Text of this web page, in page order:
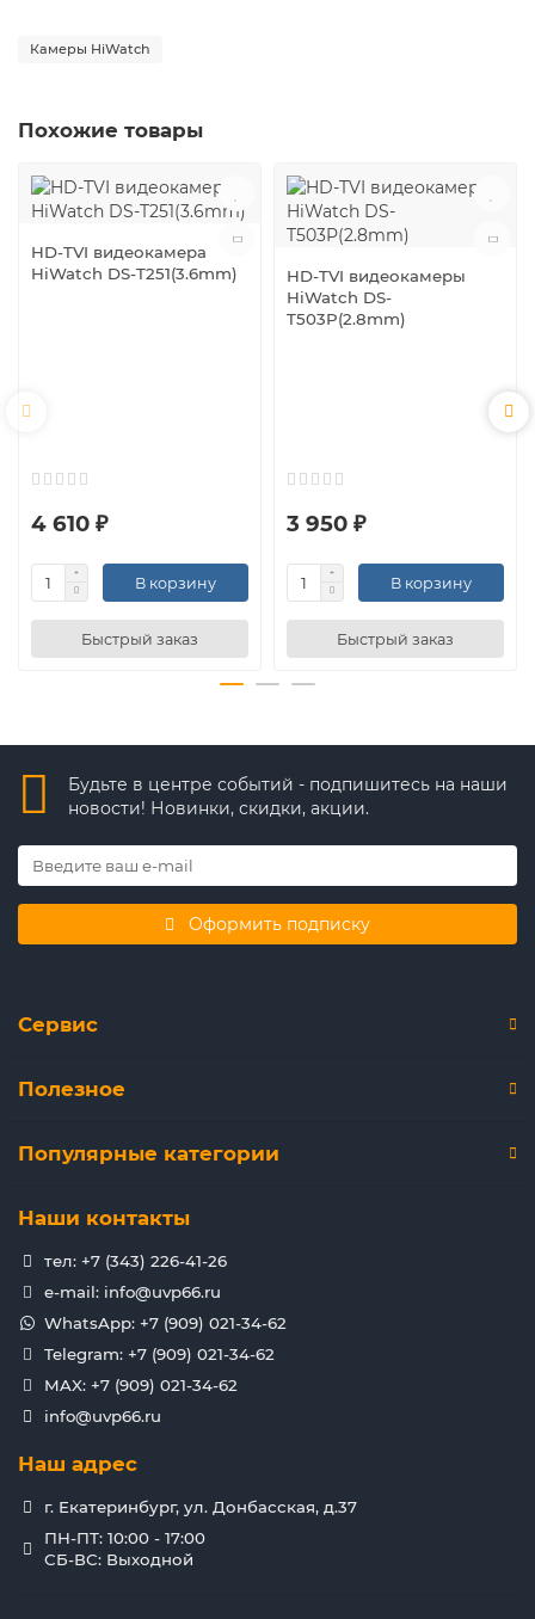
Камеры HiWatch
Похожие товары
HD-TVI видеокамера
HiWatch DS-T251(3.6mm)
4 610 ₽
В корзину
Быстрый заказ
HD-TVI видеокамеры
HiWatch DS-
T503P(2.8mm)
3 950 ₽
В корзину
Быстрый заказ
Будьте в центре событий - подпишитесь на наши
новости! Новинки, скидки, акции.
Оформить подписку
Сервис
Полезное
Популярные категории
Наши контакты
тел: +7 (343) 226-41-26
e-mail: info@uvp66.ru
WhatsApp: +7 (909) 021-34-62
Telegram: +7 (909) 021-34-62
MAX: +7 (909) 021-34-62
info@uvp66.ru
Наш адрес
г. Екатеринбург, ул. Донбасская, д.37
ПН-ПТ: 10:00 - 17:00
СБ-ВС: Выходной